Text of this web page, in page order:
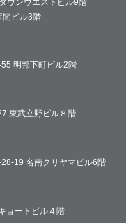
ビル3階
明邦下町ビル2階
東武立野ビル８階
19 名南クリヤマビル6階
ョートビル４階